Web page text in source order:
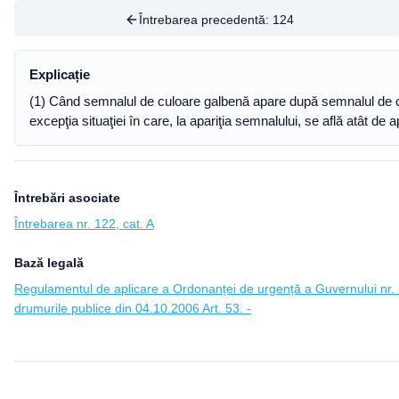
Întrebarea precedentă: 124
Explicație
(1) Când semnalul de culoare galbenă apare după semnalul
excepţia situaţiei în care, la apariţia semnalului, se află atât de
Întrebări asociate
Întrebarea nr. 122, cat. A
Bază legală
Regulamentul de aplicare a Ordonanței de urgență a Guvernului
drumurile publice din 04.10.2006 Art. 53. -